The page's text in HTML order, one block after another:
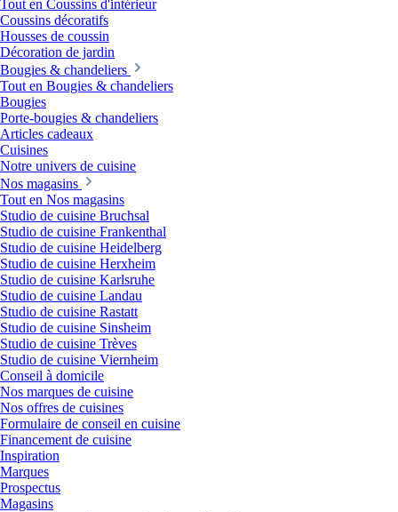
Tout en Coussins d'intérieur
Coussins décoratifs
Housses de coussin
Décoration de jardin
Bougies & chandeliers
Tout en Bougies & chandeliers
Bougies
Porte-bougies & chandeliers
Articles cadeaux
Cuisines
Notre univers de cuisine
Nos magasins
Tout en Nos magasins
Studio de cuisine Bruchsal
Studio de cuisine Frankenthal
Studio de cuisine Heidelberg
Studio de cuisine Herxheim
Studio de cuisine Karlsruhe
Studio de cuisine Landau
Studio de cuisine Rastatt
Studio de cuisine Sinsheim
Studio de cuisine Trèves
Studio de cuisine Viernheim
Conseil à domicile
Nos marques de cuisine
Nos offres de cuisines
Formulaire de conseil en cuisine
Financement de cuisine
Inspiration
Marques
Prospectus
Magasins